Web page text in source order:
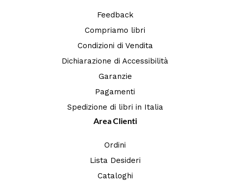
Feedback
Compriamo libri
Condizioni di Vendita
Dichiarazione di Accessibilità
Garanzie
Pagamenti
Spedizione di libri in Italia
Area Clienti
Ordini
Lista Desideri
Cataloghi